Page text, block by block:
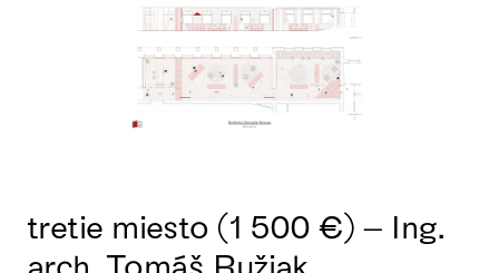
tretie miesto (1 500 €) – Ing.
arch. Tomáš Ružiak